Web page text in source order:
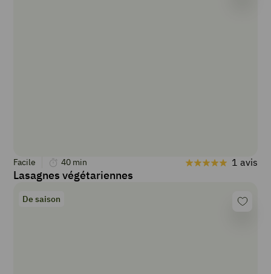
Facile 40 min 1 avis
Lasagnes végétariennes
De saison